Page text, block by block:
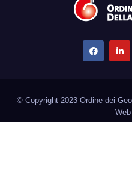
© Copyright 2023 Ordine dei